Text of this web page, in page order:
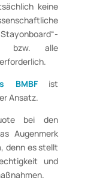
keine
bzw. alle
BMBFist
Ansatz.
bei den
Augenmerk
denn es stellt
und